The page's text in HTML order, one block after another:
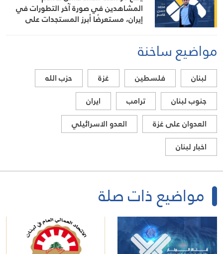
المشاهدين في صورة آخر التطورات في
إيران، مستعرضًا أبرز المستجدات على
الصلة بالشأنين الداخلي والإقليميمواضيع ساخنة
لبنان فلسطين غزة
حزب الله
جنوب لبنان
ترامب
ايران
العدوان على غزة
العدو الاسرائيلي
اخبار لبنان
مواضيع ذات صلة